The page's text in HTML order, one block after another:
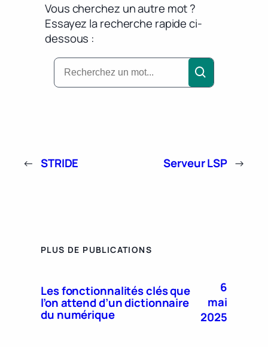
Vous cherchez un autre mot ?
Essayez la recherche rapide ci-
dessous :
← STRIDE Serveur LSP →
PLUS DE PUBLICATIONS
Les fonctionnalités clés que
l’on attend d’un dictionnaire
du numérique
6
mai
2025